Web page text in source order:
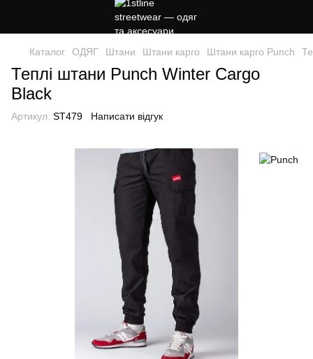
Каталог ОДЯГ Штани Штани карго Штани карго Punch
Теплі штани Punch Winter Cargo
Black
Артикул: ST479 Написати відгук